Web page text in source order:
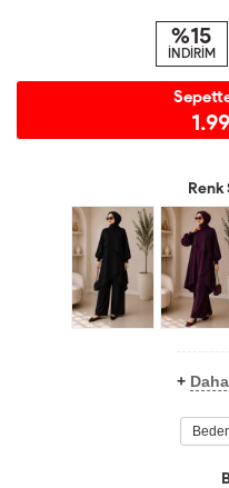
%15
İNDİRİM
Renk
+